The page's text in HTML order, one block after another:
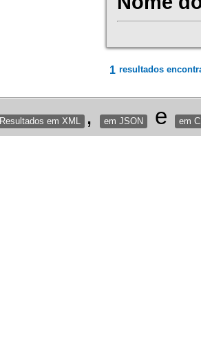
1 resultados
Resultados em XML , em JSON e em